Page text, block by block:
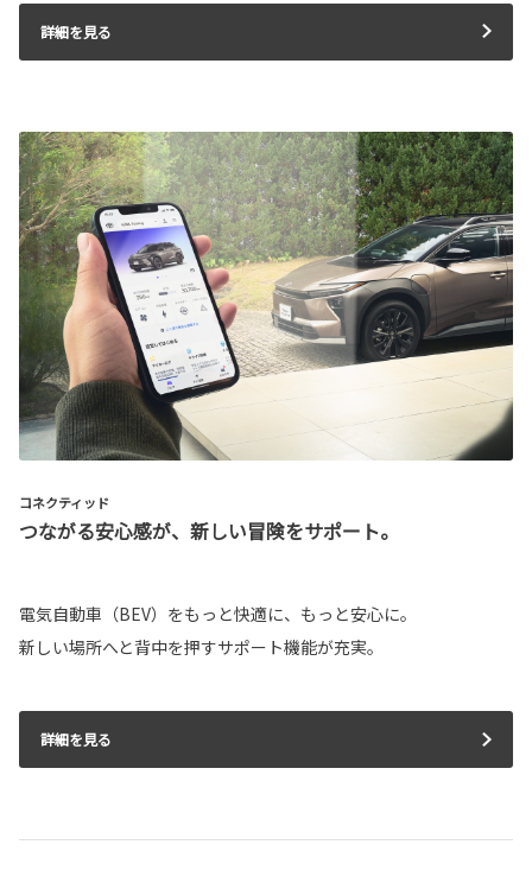
詳細を見る
コネクティッド
つながる安心感が、新しい冒険をサポート。
電気自動車（BEV）をもっと快適に、もっと安心に。
新しい場所へと背中を押すサポート機能が充実。
詳細を見る